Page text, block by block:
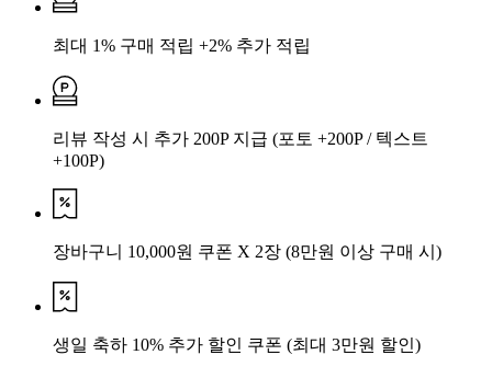
최대 1% 구매 적립 +2% 추가 적립
리뷰 작성 시 추가 200P 지급 (포토 +200P / 텍스트
+100P)
장바구니 10,000원 쿠폰 X 2장 (8만원 이상 구매 시)
생일 축하 10% 추가 할인 쿠폰 (최대 3만원 할인)